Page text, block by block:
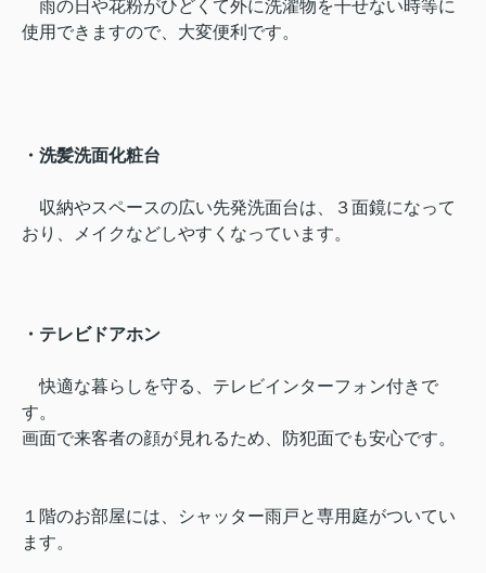
雨の日や花粉がひどくて外に洗濯物を干せない時等に
使用できますので、大変便利です。
・洗髪洗面化粧台
収納やスペースの広い先発洗面台は、３面鏡になって
おり、メイクなどしやすくなっています。
・テレビドアホン
快適な暮らしを守る、テレビインターフォン付きで
す。
画面で来客者の顔が見れるため、防犯面でも安心です。
１階のお部屋には、シャッター雨戸と専用庭がついてい
ます。